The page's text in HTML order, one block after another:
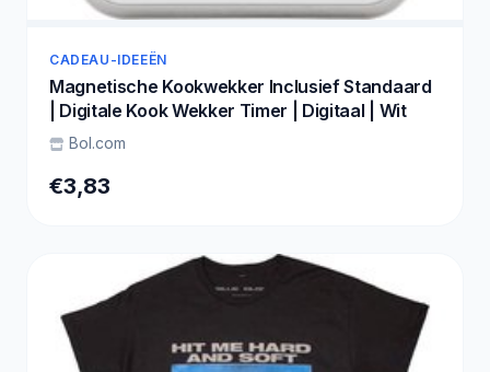
CADEAU-IDEEËN
Magnetische Kookwekker Inclusief Standaard
| Digitale Kook Wekker Timer | Digitaal | Wit
Bol.com
€3,83